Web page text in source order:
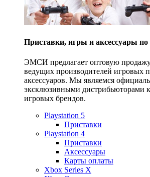
Приставки, игры и аксессуары
ЭМСИ предлагает оптовую
ведущих производителей игровых
аксессуаров. Мы являемся
эксклюзивными дистрибьюторами
игровых брендов.
Playstation 5
Приставки
Playstation 4
Приставки
Аксессуары
Карты оплаты
Xbox Series X